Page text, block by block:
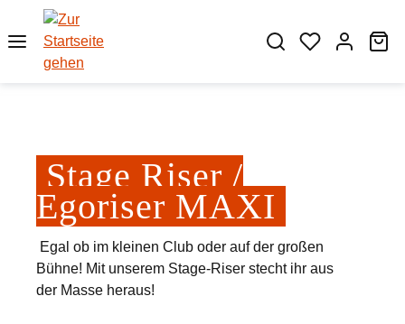
Zum Hauptinhalt springen
Stage Riser /
Egoriser MAXI
Egal ob im kleinen Club oder auf der großen
Bühne! Mit unserem Stage-Riser stecht ihr aus
der Masse heraus!